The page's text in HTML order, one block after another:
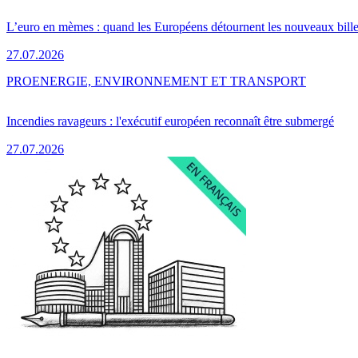
L’euro en mèmes : quand les Européens détournent les nouveaux
27.07.2026
Incendies ravageurs : l'exécutif européen reconnaît être submergé
27.07.2026
PROENERGIE, ENVIRONNEMENT ET TRANSPORT